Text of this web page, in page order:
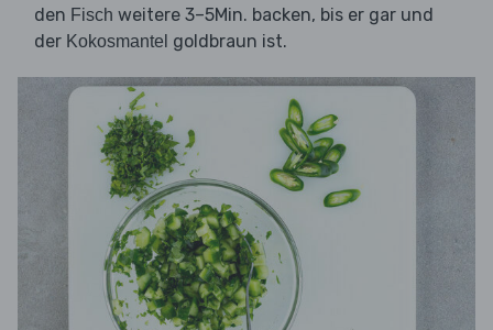
den Fisch weitere 3–5Min. backen, bis er gar und
der Kokosmantel goldbraun ist.